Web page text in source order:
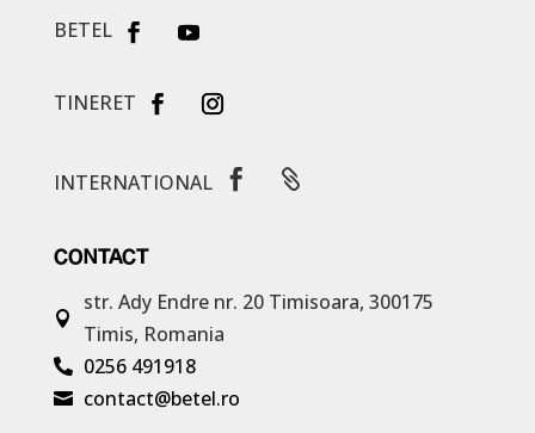
BETEL
TINERET
INTERNATIONAL  
CONTACT

str. Ady Endre nr. 20 Timisoara, 300175
Timis, Romania
 0256 491918
 contact@betel.ro